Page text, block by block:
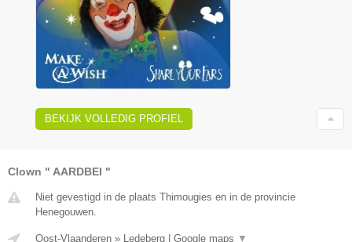
BEKIJK VOLLEDIG PROFIEL
Clown " AARDBEI "
Niet gevestigd in de plaats Thimougies en in de provincie
Henegouwen.
Oost-Vlaanderen » Ledeberg | Google maps ▼